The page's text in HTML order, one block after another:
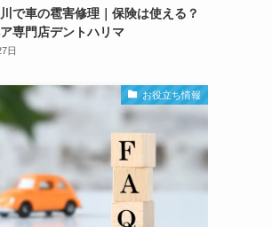
で車の雹害修理｜保険は使える？
専門店デントハリマ
日
お役立ち情報